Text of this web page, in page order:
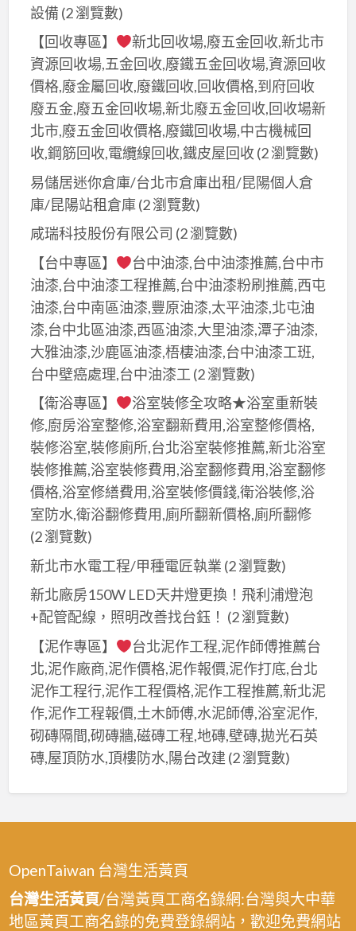
設備 (2 瀏覽數)
【回收專區】
新北回收場,廢五金回收,新北市
資源回收場,五金回收,廢鐵五金回收場,資源回收
價格,廢金屬回收,廢鐵回收,回收價格,到府回收
廢五金,廢五金回收場,新北廢五金回收,回收場新
北市,廢五金回收價格,廢鐵回收場,中古機械回
收,鋼筋回收,電纜線回收,鐵皮屋回收(2 瀏覽數)
易儲居迷你倉庫/台北市倉庫出租/昆陽個人倉
庫/昆陽站租倉庫(2 瀏覽數)
咸瑞科技股份有限公司 (2 瀏覽數)
【台中專區】
台中油漆,台中油漆推薦,台中市
油漆,台中油漆工程推薦,台中油漆粉刷推薦,西屯
油漆,台中南區油漆,豐原油漆,太平油漆,北屯油
漆,台中北區油漆,西區油漆,大里油漆,潭子油漆,
大雅油漆,沙鹿區油漆,梧棲油漆,台中油漆工班,
台中壁癌處理,台中油漆工 (2 瀏覽數)
【衛浴專區】
浴室裝修全攻略★浴室重新裝
修,廚房浴室整修,浴室翻新費用,浴室整修價格,
裝修浴室,裝修廁所,台北浴室裝修推薦,新北浴室
裝修推薦,浴室裝修費用,浴室翻修費用,浴室翻修
價格,浴室修繕費用,浴室裝修價錢,衛浴裝修,浴
室防水,衛浴翻修費用,廁所翻新價格,廁所翻修
(2 瀏覽數)
新北市水電工程/甲種電匠執業 (2 瀏覽數)
新北廠房150W LED天井燈更換！飛利浦燈泡
+配管配線，照明改善找台鈺！ (2 瀏覽數)
【泥作專區】
台北泥作工程,泥作師傅推薦台
北,泥作廠商,泥作價格,泥作報價,泥作打底,台北
泥作工程行,泥作工程價格,泥作工程推薦,新北泥
作,泥作工程報價,土木師傅,水泥師傅,浴室泥作,
砌磚隔間,砌磚牆,磁磚工程,地磚,壁磚,拋光石英
磚,屋頂防水,頂樓防水,陽台改建 (2 瀏覽數)
OpenTaiwan 台灣生活黃頁
台灣生活黃頁/台灣黃頁工商名錄網:台灣與大中華
地區黃頁工商名錄的免費登錄網站，歡迎免費網站